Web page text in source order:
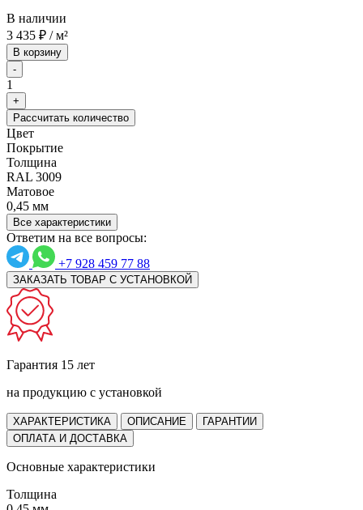
В наличии
3 435 ₽ / м²
В корзину
-
1
+
Рассчитать количество
Цвет
Покрытие
Толщина
RAL 3009
Матовое
0,45 мм
Все характеристики
Ответим на все вопросы:
+7 928 459 77 88
ЗАКАЗАТЬ ТОВАР С УСТАНОВКОЙ
Гарантия 15 лет
на продукцию с установкой
ХАРАКТЕРИСТИКА ОПИСАНИЕ
ГАРАНТИИ
ОПЛАТА И ДОСТАВКА
Основные характеристики
Толщина